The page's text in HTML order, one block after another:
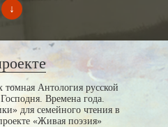
↓
Антология русской
Времена года.
для семейного чтения в
«Живая поэзия»